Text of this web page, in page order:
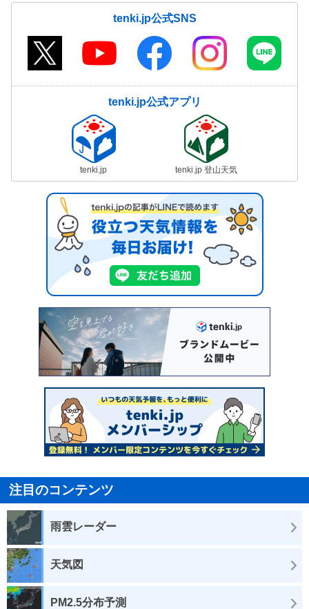
tenki.jp公式SNS
tenki.jp公式アプリ
tenki.jp tenki.jp 登山天気
注目のコンテンツ
雨雲レーダー
天気図
PM2.5分布予測